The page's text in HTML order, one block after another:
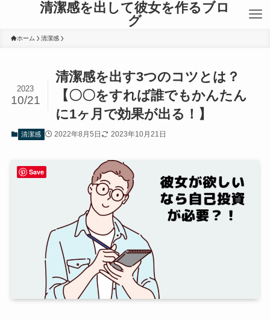
清潔感を出して彼女を作るブロ
グ
ホーム 清潔感
清潔感を出す3つのコツとは？
【〇〇をすれば誰でもかんたん
に1ヶ月で効果が出る！】
2023
10/21
清潔感 2022年8月5日 2023年10月21日
Save